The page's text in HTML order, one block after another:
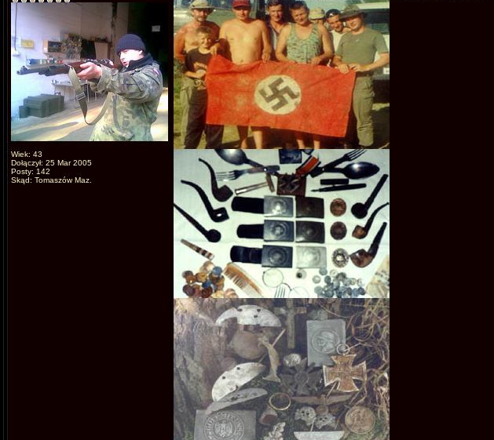
Wiek: 43
Dołączył: 25 Mar 2005
Posty: 142
Skąd: Tomaszów Maz.